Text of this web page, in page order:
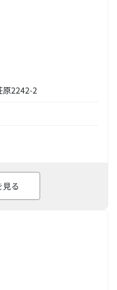
原2242-2
る